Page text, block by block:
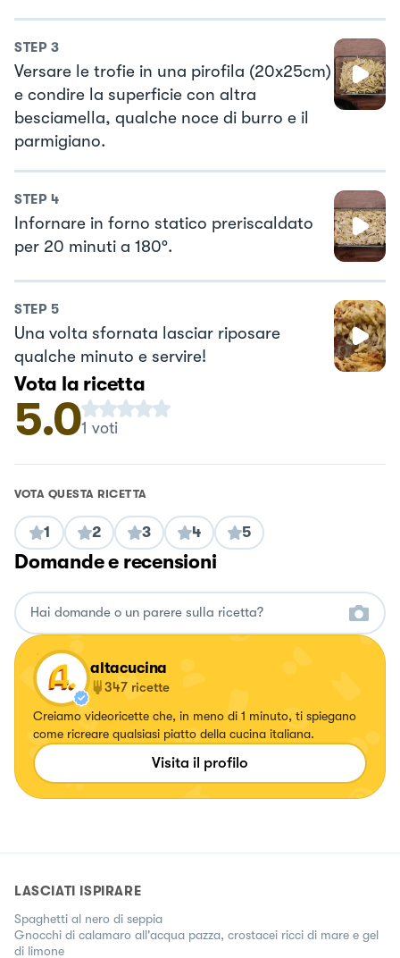
STEP 3
Versare le trofie in una pirofila (20x25cm)
e condire la superficie con altra
besciamella, qualche noce di burro e il
parmigiano.
STEP 4
Infornare in forno statico preriscaldato
per 20 minuti a 180°.
STEP 5
Una volta sfornata lasciar riposare
qualche minuto e servire!
Vota la ricetta
5.01 voti
VOTA QUESTA RICETTA
1 2 3 4 5
Domande e recensioni
altacucina
347 ricette
Creiamo videoricette che, in meno di 1 minuto, ti spiegano
come ricreare qualsiasi piatto della cucina italiana.
Visita il profilo
LASCIATI ISPIRARE
Spaghetti al nero di seppia
Gnocchi di calamaro all'acqua pazza, crostacei ricci di mare e gel
di limone